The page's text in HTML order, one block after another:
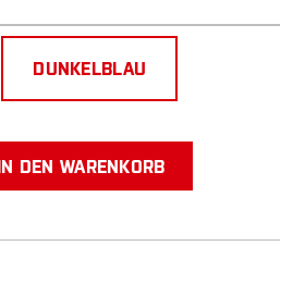
DUNKELBLAU
den gewünschten Wert ein
DEN WARENKORB